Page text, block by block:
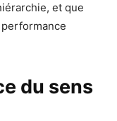
et que
du sens